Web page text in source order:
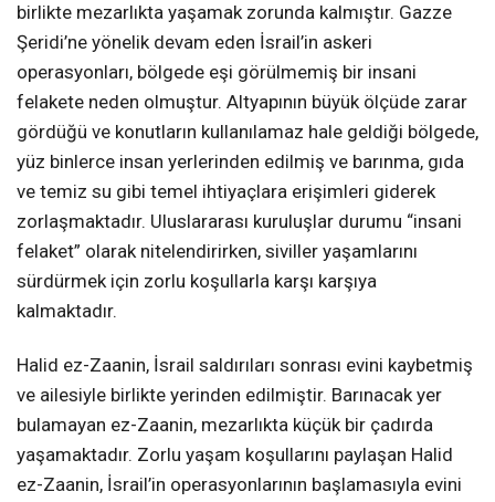
birlikte mezarlıkta yaşamak zorunda kalmıştır. Gazze
Şeridi’ne yönelik devam eden İsrail’in askeri
operasyonları, bölgede eşi görülmemiş bir insani
felakete neden olmuştur. Altyapının büyük ölçüde zarar
gördüğü ve konutların kullanılamaz hale geldiği bölgede,
yüz binlerce insan yerlerinden edilmiş ve barınma, gıda
ve temiz su gibi temel ihtiyaçlara erişimleri giderek
zorlaşmaktadır. Uluslararası kuruluşlar durumu “insani
felaket” olarak nitelendirirken, siviller yaşamlarını
sürdürmek için zorlu koşullarla karşı karşıya
kalmaktadır.
Halid ez-Zaanin, İsrail saldırıları sonrası evini kaybetmiş
ve ailesiyle birlikte yerinden edilmiştir. Barınacak yer
bulamayan ez-Zaanin, mezarlıkta küçük bir çadırda
yaşamaktadır. Zorlu yaşam koşullarını paylaşan Halid
ez-Zaanin, İsrail’in operasyonlarının başlamasıyla evini